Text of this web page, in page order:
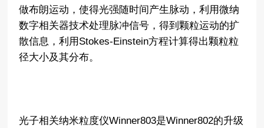
做布朗运动，使得光强随时间产生脉动，利用微纳
数字相关器技术处理脉冲信号，得到颗粒运动的扩
散信息，利用Stokes-Einstein方程计算得出颗粒粒
径大小及其分布。
光子相关纳米粒度仪Winner803是Winner802的升级